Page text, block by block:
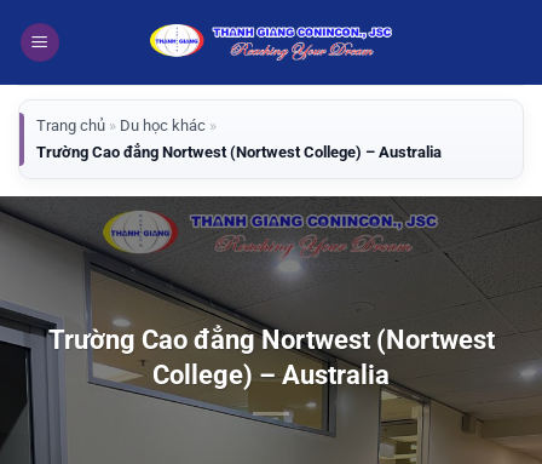
qua
dung
Trang chủ » Du học khác »
Trường Cao đẳng Nortwest (Nortwest College) – Australia
Trường Cao đẳng Nortwest (Nortwest
College) – Australia